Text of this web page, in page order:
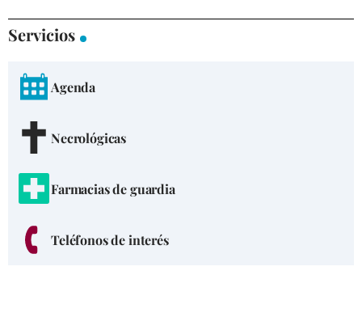
Servicios
Agenda
Necrológicas
Farmacias de guardia
Teléfonos de interés